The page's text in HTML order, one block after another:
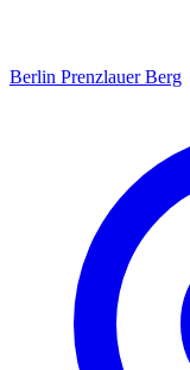
Berlin Prenzlauer Berg